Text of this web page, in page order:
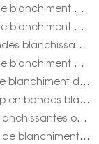
bandes de blanchiment des dents Onuge avant et après
bandes de blanchiment des dents bio
pap+ bandes blanchissantes onuge acheter
bandes de blanchiment des dents à l'huile d'arbre à thé
Bandes de blanchiment des dents PAP
onuge pvp en bandes blanchissantes
bandes blanchissantes ou gel onuge
Fabricant de blanchiment des dents de marque privée aux États-Unis